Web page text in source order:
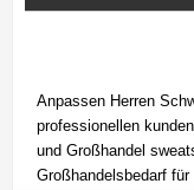
Anpassen Herren
professionellen
und Großhandel
Großhandelsbedarf